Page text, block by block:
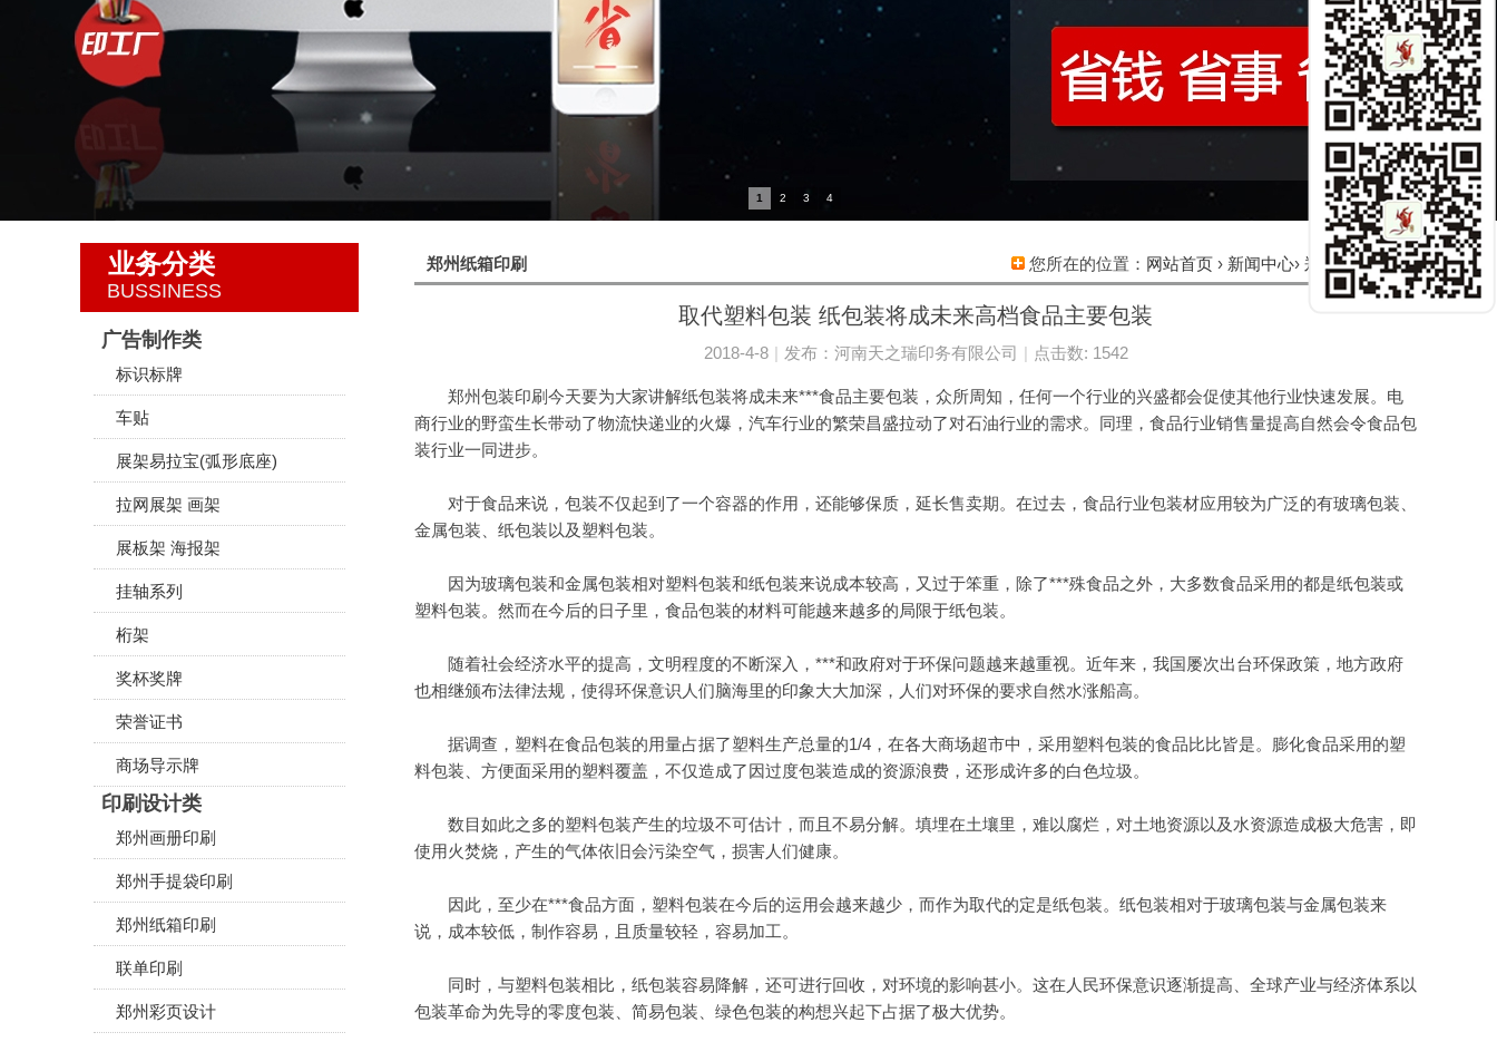
1 2 3 4
郑州纸箱印刷 您所在的位置： 网站首页 › 新闻中心› 郑州纸箱印刷
取代塑料包装 纸包装将成未来高档食品主要包装
2018-4-8 | 发布： 河南天之瑞印务有限公司 | 点击数: 1542
郑州包装印刷今天要为大家讲解纸包装将成未来***食品主要包装，众所周知，任何一个行业的兴盛都会促使其他行业快速发展。电
商行业的野蛮生长带动了物流快递业的火爆，汽车行业的繁荣昌盛拉动了对石油行业的需求。同理，食品行业销售量提高自然会令食品包
装行业一同进步。
对于食品来说，包装不仅起到了一个容器的作用，还能够保质，延长售卖期。在过去，食品行业包装材应用较为广泛的有玻璃包装、
金属包装、纸包装以及塑料包装。
因为玻璃包装和金属包装相对塑料包装和纸包装来说成本较高，又过于笨重，除了***殊食品之外，大多数食品采用的都是纸包装或
塑料包装。然而在今后的日子里，食品包装的材料可能越来越多的局限于纸包装。
随着社会经济水平的提高，文明程度的不断深入，***和政府对于环保问题越来越重视。近年来，我国屡次出台环保政策，地方政府
也相继颁布法律法规，使得环保意识人们脑海里的印象大大加深，人们对环保的要求自然水涨船高。
据调查，塑料在食品包装的用量占据了塑料生产总量的1/4，在各大商场超市中，采用塑料包装的食品比比皆是。膨化食品采用的塑
料包装、方便面采用的塑料覆盖，不仅造成了因过度包装造成的资源浪费，还形成许多的白色垃圾。
数目如此之多的塑料包装产生的垃圾不可估计，而且不易分解。填埋在土壤里，难以腐烂，对土地资源以及水资源造成极大危害，即
使用火焚烧，产生的气体依旧会污染空气，损害人们健康。
因此，至少在***食品方面，塑料包装在今后的运用会越来越少，而作为取代的定是纸包装。纸包装相对于玻璃包装与金属包装来
说，成本较低，制作容易，且质量较轻，容易加工。
同时，与塑料包装相比，纸包装容易降解，还可进行回收，对环境的影响甚小。这在人民环保意识逐渐提高、全球产业与经济体系以
包装革命为先导的零度包装、简易包装、绿色包装的构想兴起下占据了极大优势。
业务分类
BUSSINESS
广告制作类
标识标牌
车贴
展架易拉宝(弧形底座)
拉网展架 画架
展板架 海报架
挂轴系列
桁架
奖杯奖牌
荣誉证书
商场导示牌
印刷设计类
郑州画册印刷
郑州手提袋印刷
郑州纸箱印刷
联单印刷
郑州彩页设计